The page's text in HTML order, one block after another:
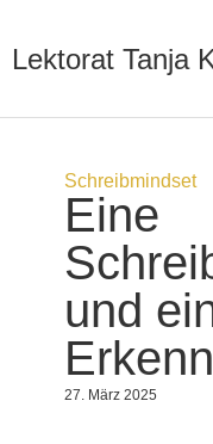
Lektorat Tanja
Schreibmindset
Eine
und
27. März 2025